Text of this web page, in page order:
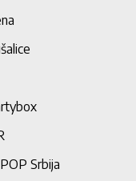
Srbija